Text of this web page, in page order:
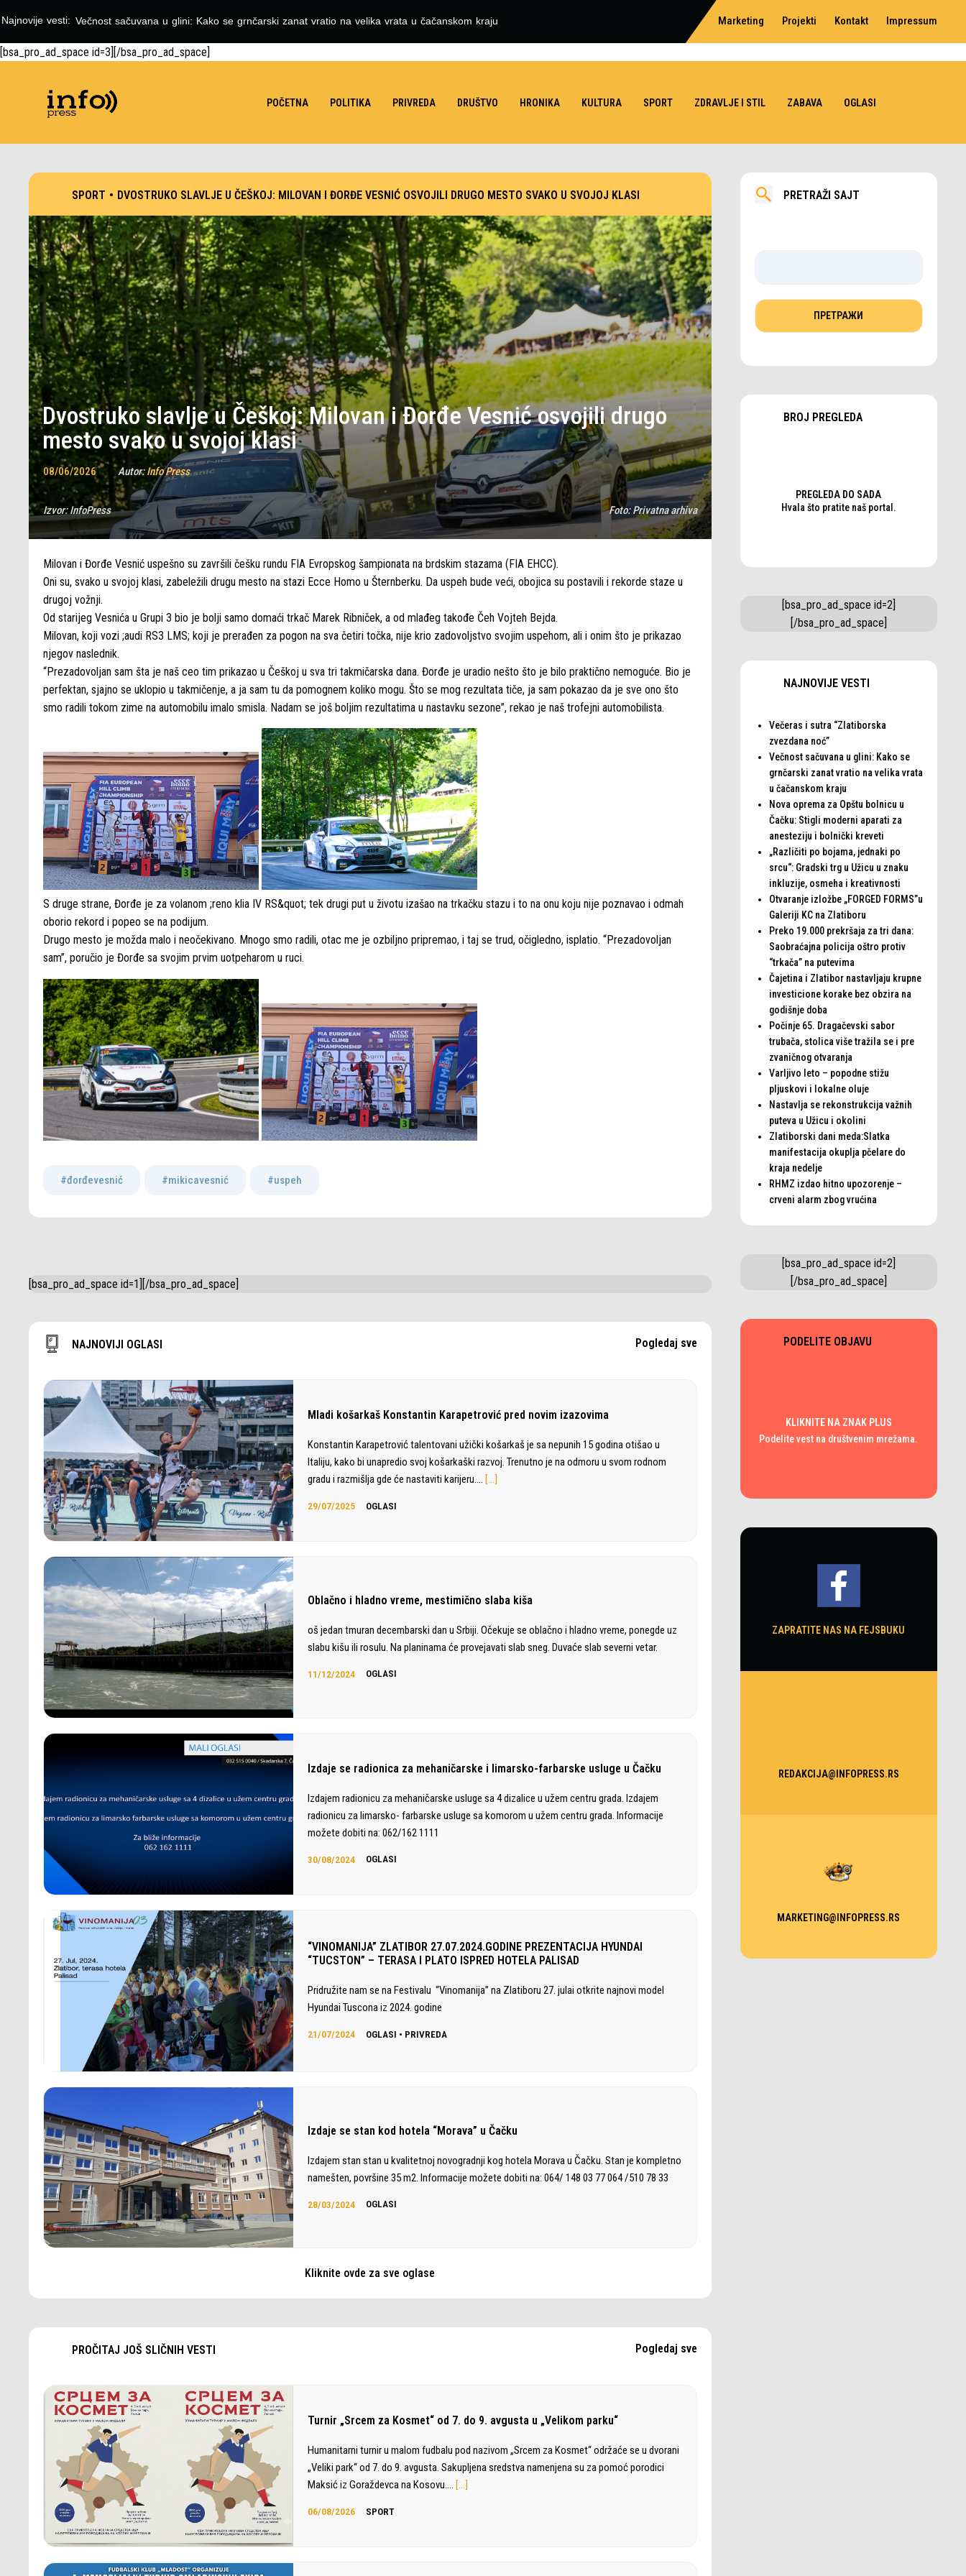
Najnovije vesti: Večnost sačuvana u glini: Kako se grnčarski zanat vratio na velika vrata u čačanskom kraju Marketing Projekti Kontakt Impressum
[bsa_pro_ad_space id=3][/bsa_pro_ad_space]
POČETNA POLITIKA PRIVREDA DRUŠTVO HRONIKA KULTURA SPORT ZDRAVLJE I STIL ZABAVA OGLASI
SPORT • DVOSTRUKO SLAVLJE U ČEŠKOJ: MILOVAN I ĐORĐE VESNIĆ OSVOJILI DRUGO MESTO SVAKO U SVOJOJ KLASI
Dvostruko slavlje u Češkoj: Milovan i Đorđe Vesnić osvojili drugo
mesto svako u svojoj klasi
08/06/2026 Autor:Info Press
Izvor:InfoPress Foto:Privatna arhiva
Milovan i Đorđe Vesnić uspešno su završili češku rundu FIA Evropskog šampionata na brdskim stazama (FIA EHCC).
Oni su, svako u svojoj klasi, zabeležili drugu mesto na stazi Ecce Homo u Šternberku. Da uspeh bude veći, obojica su postavili i rekorde staze u
drugoj vožnji.
Od starijeg Vesnića u Grupi 3 bio je bolji samo domaći trkač Marek Ribniček, a od mlađeg takođe Čeh Vojteh Bejda.
Milovan, koji vozi ;audi RS3 LMS; koji je prerađen za pogon na sva četiri točka, nije krio zadovoljstvo svojim uspehom, ali i onim što je prikazao
njegov naslednik.
“Prezadovoljan sam šta je naš ceo tim prikazao u Češkoj u sva tri takmičarska dana. Đorđe je uradio nešto što je bilo praktično nemoguće. Bio je
perfektan, sjajno se uklopio u takmičenje, a ja sam tu da pomognem koliko mogu. Što se mog rezultata tiče, ja sam pokazao da je sve ono što
smo radili tokom zime na automobilu imalo smisla. Nadam se još boljim rezultatima u nastavku sezone”, rekao je naš trofejni automobilista.
S druge strane, Đorđe je za volanom ;reno klia IV RS&quot; tek drugi put u životu izašao na trkačku stazu i to na onu koju nije poznavao i odmah
oborio rekord i popeo se na podijum.
Drugo mesto je možda malo i neočekivano. Mnogo smo radili, otac me je ozbiljno pripremao, i taj se trud, očigledno, isplatio. “Prezadovoljan
sam”, poručio je Đorđe sa svojim prvim uotpeharom u ruci.
#đorđevesnić #mikicavesnić #uspeh
[bsa_pro_ad_space id=1][/bsa_pro_ad_space]
NAJNOVIJI OGLASI Pogledaj sve
Mladi košarkaš Konstantin Karapetrović pred novim izazovima
Konstantin Karapetrović talentovani užički košarkaš je sa nepunih 15 godina otišao u
Italiju, kako bi unapredio svoj košarkaški razvoj. Trenutno je na odmoru u svom rodnom
gradu i razmišlja gde će nastaviti karijeru.… […]
29/07/2025 OGLASI
Oblačno i hladno vreme, mestimično slaba kiša
oš jedan tmuran decembarski dan u Srbiji. Očekuje se oblačno i hladno vreme, ponegde uz
slabu kišu ili rosulu. Na planinama će provejavati slab sneg. Duvaće slab severni vetar.
11/12/2024 OGLASI
Izdaje se radionica za mehaničarske i limarsko-farbarske usluge u Čačku
Izdajem radionicu za mehaničarske usluge sa 4 dizalice u užem centru grada. Izdajem
radionicu za limarsko- farbarske usluge sa komorom u užem centru grada. Informacije
možete dobiti na: 062/162 1111
30/08/2024 OGLASI
“VINOMANIJA” ZLATIBOR 27.07.2024.GODINE PREZENTACIJA HYUNDAI
“TUCSTON” – TERASA I PLATO ISPRED HOTELA PALISAD
Pridružite nam se na Festivalu “Vinomanija” na Zlatiboru 27. julai otkrite najnovi model
Hyundai Tuscona iz 2024. godine
21/07/2024 OGLASI • PRIVREDA
Izdaje se stan kod hotela “Morava” u Čačku
Izdajem stan stan u kvalitetnoj novogradnji kog hotela Morava u Čačku. Stan je kompletno
namešten, površine 35 m2. Informacije možete dobiti na: 064/ 148 03 77 064 /510 78 33
28/03/2024 OGLASI
Kliknite ovde za sve oglase
PROČITAJ JOŠ SLIČNIH VESTI Pogledaj sve
Turnir „Srcem za Kosmet“ od 7. do 9. avgusta u „Velikom parku“
Humanitarni turnir u malom fudbalu pod nazivom „Srcem za Kosmet“ održaće se u dvorani
„Veliki park“ od 7. do 9. avgusta. Sakupljena sredstva namenjena su za pomoć porodici
Maksić iz Goraždevca na Kosovu.… […]
06/08/2026 SPORT
PRETRAŽI SAJT
BROJ PREGLEDA
PREGLEDA DO SADA
Hvala što pratite naš portal.
[bsa_pro_ad_space id=2]
[/bsa_pro_ad_space]
NAJNOVIJE VESTI
Večeras i sutra “Zlatiborska
zvezdana noć”
Večnost sačuvana u glini: Kako se
grnčarski zanat vratio na velika vrata
u čačanskom kraju
Nova oprema za Opštu bolnicu u
Čačku: Stigli moderni aparati za
anesteziju i bolnički kreveti
„Različiti po bojama, jednaki po
srcu“: Gradski trg u Užicu u znaku
inkluzije, osmeha i kreativnosti
Otvaranje izložbe „FORGED FORMS”u
Galeriji KC na Zlatiboru
Preko 19.000 prekršaja za tri dana:
Saobraćajna policija oštro protiv
“trkača” na putevima
Čajetina i Zlatibor nastavljaju krupne
investicione korake bez obzira na
godišnje doba
Počinje 65. Dragačevski sabor
trubača, stolica više tražila se i pre
zvaničnog otvaranja
Varljivo leto – popodne stižu
pljuskovi i lokalne oluje
Nastavlja se rekonstrukcija važnih
puteva u Užicu i okolini
Zlatiborski dani meda:Slatka
manifestacija okuplja pčelare do
kraja nedelje
RHMZ izdao hitno upozorenje –
crveni alarm zbog vrućina
[bsa_pro_ad_space id=2]
[/bsa_pro_ad_space]
PODELITE OBJAVU
KLIKNITE NA ZNAK PLUS
Podelite vest na društvenim mrežama.
ZAPRATITE NAS NA FEJSBUKU
REDAKCIJA@INFOPRESS.RS
MARKETING@INFOPRESS.RS